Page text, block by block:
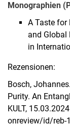
Jan Erik Schulz
Hilfskräfte
Ehemalige
Ehemalige
Monographien
A Taste for
and Global
in
Rezensionen:
Bosch,
Purity. An
KULT,
onreview/id/reb-